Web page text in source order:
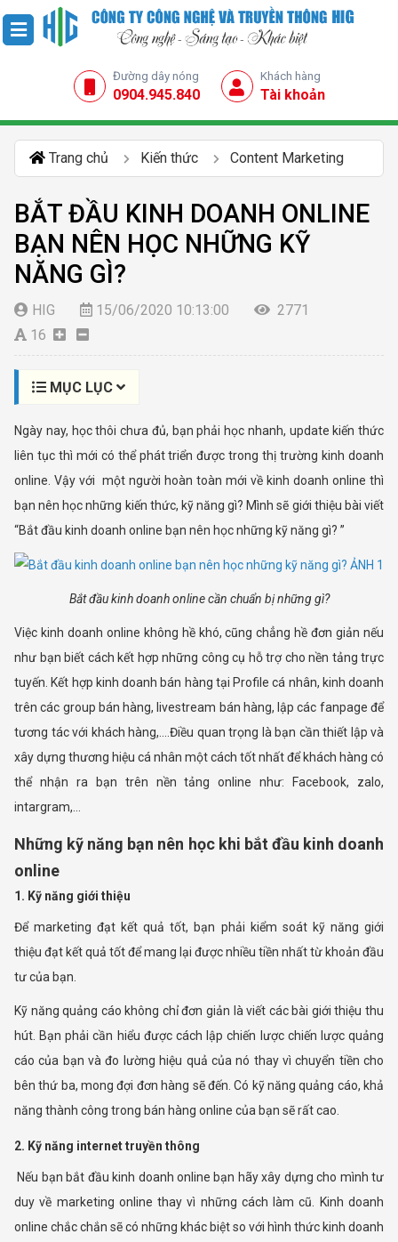
Đường dây nóng
0904.945.840
Khách hàng
Tài khoản
Trang chủ Kiến thức Content Marketing
BẮT ĐẦU KINH DOANH ONLINE
BẠN NÊN HỌC NHỮNG KỸ
NĂNG GÌ?
HIG 15/06/2020 10:13:00
2771
16
MỤC LỤC
Ngày nay, học thôi chưa đủ, bạn phải học nhanh, update kiến thức
liên tục thì mới có thể phát triển được trong thị trường kinh doanh
online. Vậy với một người hoàn toàn mới về kinh doanh online thì
bạn nên học những kiến thức, kỹ năng gì? Mình sẽ giới thiệu bài viết
“Bắt đầu kinh doanh online bạn nên học những kỹ năng gì? ”
Bắt đầu kinh doanh online cần chuẩn bị những gì?
Việc kinh doanh online không hề khó, cũng chẳng hề đơn giản nếu
như bạn biết cách kết hợp những công cụ hỗ trợ cho nền tảng trực
tuyến. Kết hợp kinh doanh bán hàng tại Profile cá nhân, kinh doanh
trên các group bán hàng, livestream bán hàng, lập các fanpage để
tương tác với khách hàng,….Điều quan trọng là bạn cần thiết lập và
xây dựng thương hiệu cá nhân một cách tốt nhất để khách hàng có
thể nhận ra bạn trên nền tảng online như: Facebook, zalo,
intargram,…
Những kỹ năng bạn nên học khi bắt đầu kinh doanh
online
1. Kỹ năng giới thiệu
Để marketing đạt kết quả tốt, bạn phải kiểm soát kỹ năng giới
thiệu đạt kết quả tốt để mang lại được nhiều tiền nhất từ khoản đầu
tư của bạn.
Kỹ năng quảng cáo không chỉ đơn giản là viết các bài giới thiệu thu
hút. Bạn phải cần hiểu được cách lập chiến lược chiến lược quảng
cáo của bạn và đo lường hiệu quả của nó thay vì chuyển tiền cho
bên thứ ba, mong đợi đơn hàng sẽ đến. Có kỹ năng quảng cáo, khả
năng thành công trong bán hàng online của bạn sẽ rất cao.
2. Kỹ năng internet truyền thông
Nếu bạn bắt đầu kinh doanh online bạn hãy xây dựng cho mình tư
duy về marketing online thay vì những cách làm cũ. Kinh doanh
online chắc chắn sẽ có những khác biệt so với hình thức kinh doanh